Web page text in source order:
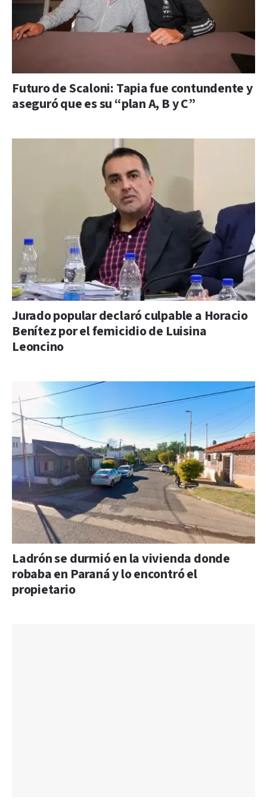
Futuro de Scaloni: Tapia fue contundente y
aseguró que es su “plan A, B y C”
Jurado popular declaró culpable a Horacio
Benítez por el femicidio de Luisina
Leoncino
Ladrón se durmió en la vivienda donde
robaba en Paraná y lo encontró el
propietario